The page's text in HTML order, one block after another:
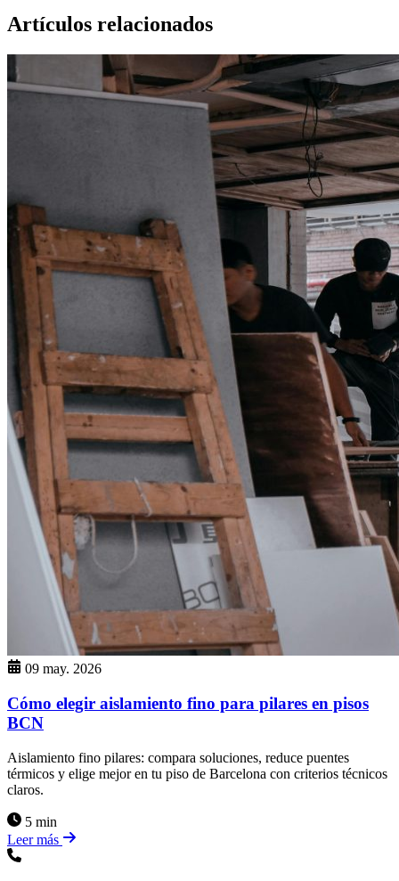
Artículos relacionados
09 may. 2026
Cómo elegir aislamiento fino para pilares en pisos
BCN
Aislamiento fino pilares: compara soluciones, reduce puentes
térmicos y elige mejor en tu piso de Barcelona con criterios técnicos
claros.
5 min
Leer más